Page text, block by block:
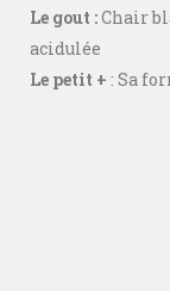
Le gout :Chair
acidulée
Le petit + : Sa